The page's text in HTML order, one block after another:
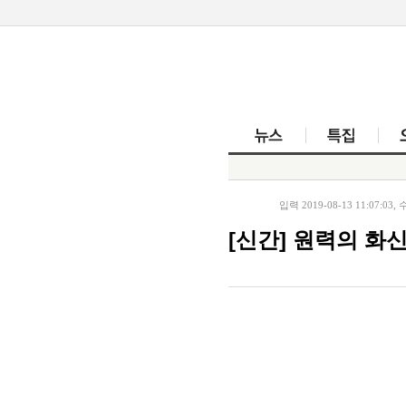
입력 2019-08-13 11:07:03,
[신간] 원력의 화